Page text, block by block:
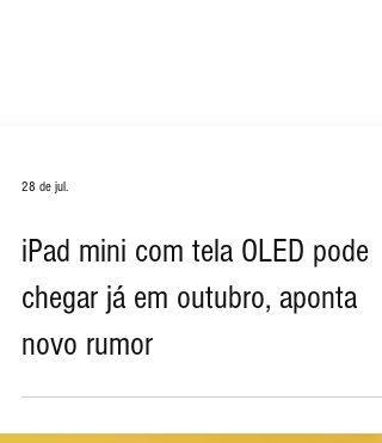
28 de jul.
iPad mini com tela OLED pode
chegar já em outubro, aponta
novo rumor